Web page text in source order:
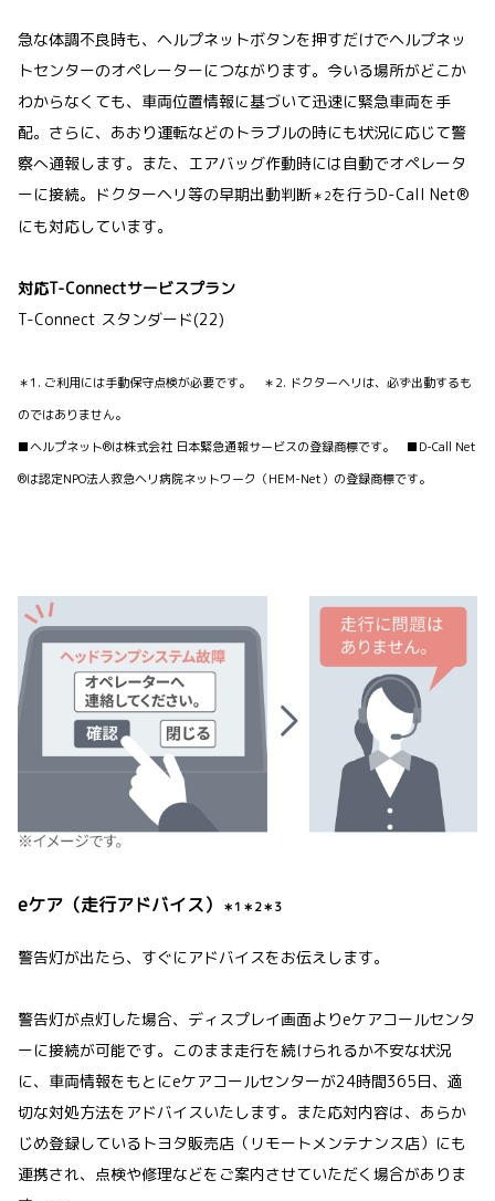
急な体調不良時も、ヘルプネットボタンを押すだけでヘルプネッ
トセンターのオペレーターにつながります。今いる場所がどこか
わからなくても、車両位置情報に基づいて迅速に緊急車両を手
配。さらに、あおり運転などのトラブルの時にも状況に応じて警
察へ通報します。また、エアバッグ作動時には自動でオペレータ
ーに接続。ドクターヘリ等の早期出動判断＊2を行うD-Call Net®
にも対応しています。
対応T-Connectサービスプラン
T-Connect スタンダード(22)
＊1. ご利用には手動保守点検が必要です。 ＊2. ドクターヘリは、必ず出動するも
のではありません。
■ヘルプネット®は株式会社 日本緊急通報サービスの登録商標です。 ■D-Call Net
®は認定NPO法人救急ヘリ病院ネットワーク（HEM-Net）の登録商標です。
eケア（走行アドバイス） ＊1＊2＊3
警告灯が出たら、すぐにアドバイスをお伝えします。
警告灯が点灯した場合、ディスプレイ画面よりeケアコールセンタ
ーに接続が可能です。このまま走行を続けられるか不安な状況
に、車両情報をもとにeケアコールセンターが24時間365日、適
切な対処方法をアドバイスいたします。また応対内容は、あらか
じめ登録しているトヨタ販売店（リモートメンテナンス店）にも
連携され、点検や修理などをご案内させていただく場合がありま